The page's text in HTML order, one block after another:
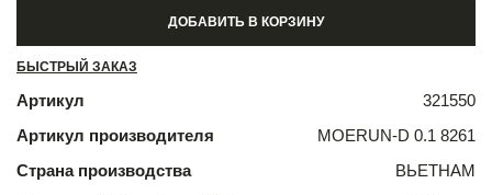
ДОБАВИТЬ В КОРЗИНУ
БЫСТРЫЙ ЗАКАЗ
Артикул
321550
Артикул производителя
MOERUN-D 0.1 8261
Страна производства
ВЬЕТНАМ